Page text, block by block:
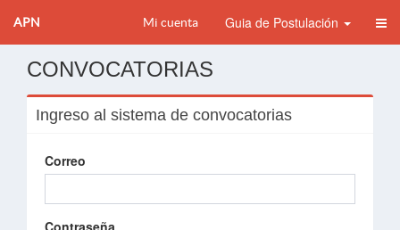
APN Mi cuenta Guia de Postulación
CONVOCATORIAS
Ingreso al sistema de convocatorias
Correo
Contraseña